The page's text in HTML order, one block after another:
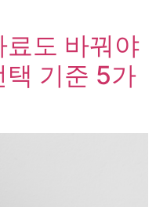
도 바꿔야
택 기준 5가